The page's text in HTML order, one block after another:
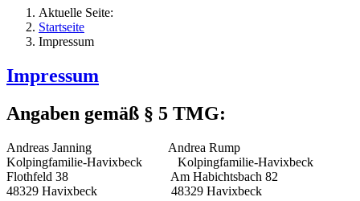
Aktuelle Seite:
Startseite
Impressum
Impressum
Angaben gemäß § 5 TMG:
Andreas Janning Andrea Rump
Kolpingfamilie-Havixbeck Kolpingfamilie-Havixbeck
Flothfeld 38 Am Habichtsbach 82
48329 Havixbeck 48329 Havixbeck